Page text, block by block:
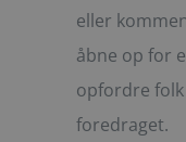
eller
åbne op for
opfordre
foredraget.